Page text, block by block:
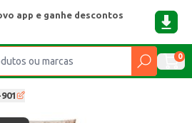
app e ganhe descontos
0